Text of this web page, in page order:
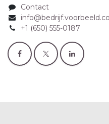
Contact
+1 (650) 555-0187